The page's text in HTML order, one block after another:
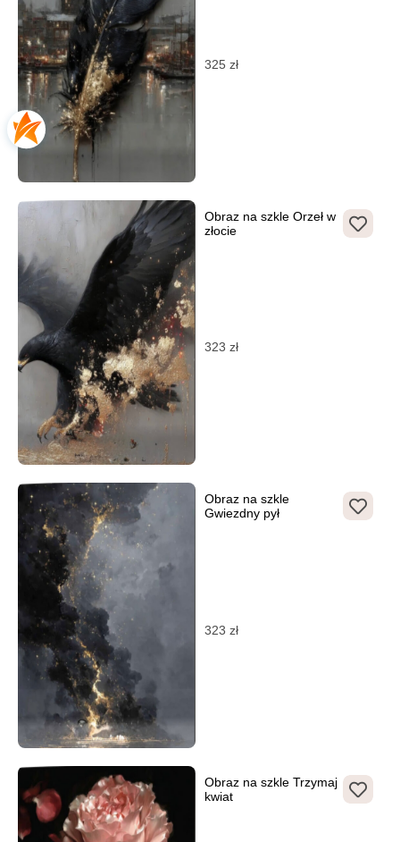
325 zł
Obraz na szkle Orzeł w
złocie
323 zł
Obraz na szkle
Gwiezdny pył
323 zł
Obraz na szkle Trzymaj
kwiat